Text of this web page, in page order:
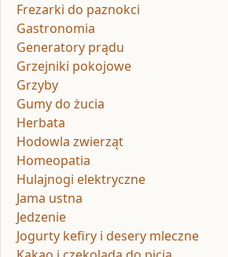
Frezarki do paznokci
Gastronomia
Generatory prądu
Grzejniki pokojowe
Grzyby
Gumy do żucia
Herbata
Hodowla zwierząt
Homeopatia
Hulajnogi elektryczne
Jama ustna
Jedzenie
Jogurty kefiry i desery mleczne